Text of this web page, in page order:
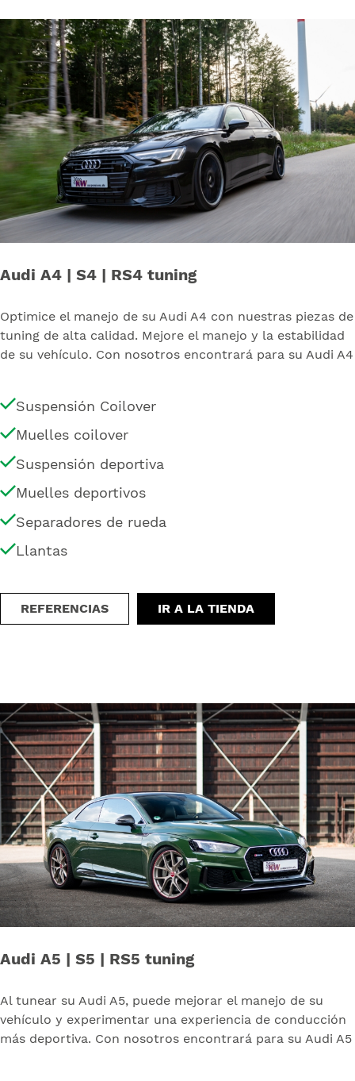
Audi A4 | S4 | RS4 tuning
Optimice el manejo de su Audi A4 con nuestras piezas de
tuning de alta calidad. Mejore el manejo y la estabilidad
de su vehículo. Con nosotros encontrará para su Audi A4
Suspensión Coilover
Muelles coilover
Suspensión deportiva
Muelles deportivos
Separadores de rueda
Llantas
REFERENCIAS IR A LA TIENDA
Audi A5 | S5 | RS5 tuning
Al tunear su Audi A5, puede mejorar el manejo de su
vehículo y experimentar una experiencia de conducción
más deportiva. Con nosotros encontrará para su Audi A5